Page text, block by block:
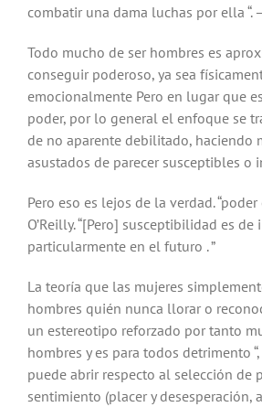
combatir una dama luchas por ella “.
Todo mucho de ser hombres es
conseguir poderoso, ya sea
emocionalmente Pero en lugar que
poder, por lo general el enfoque se
de no aparente debilitado, haciendo
asustados de parecer susceptibles o
Pero eso es lejos de la verdad. “poder
O’Reilly. “[Pero] susceptibilidad es
particularmente en el futuro . ”
La teoría que las mujeres
hombres quién nunca llorar o
un estereotipo reforzado por tanto
hombres y es para todos detrimento
puede abrir respecto al selección de
sentimiento (placer y desesperación,